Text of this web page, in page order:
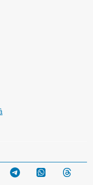
LinkedIn Telegram WhatsApp